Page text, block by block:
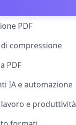
PDF
compressione
PDF
IA e automazione
lavoro e produttività